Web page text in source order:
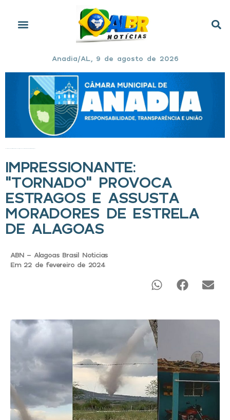
Anadia/AL, 9 de agosto de 2026
IMPRESSIONANTE:
“TORNADO” PROVOCA
ESTRAGOS E ASSUSTA
MORADORES DE ESTRELA
DE ALAGOAS
ABN - Alagoas Brasil Noticias
Em 22 de fevereiro de 2024